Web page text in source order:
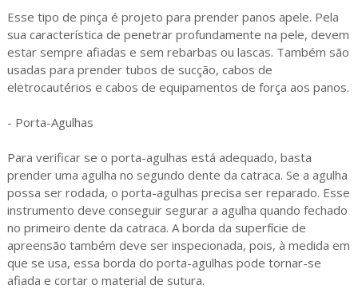
Esse tipo de pinça é projeto para prender panos apele. Pela
sua característica de penetrar profundamente na pele, devem
estar sempre afiadas e sem rebarbas ou lascas. Também são
usadas para prender tubos de sucção, cabos de
eletrocautérios e cabos de equipamentos de força aos panos.
- Porta-Agulhas
Para verificar se o porta-agulhas está adequado, basta
prender uma agulha no segundo dente da catraca. Se a agulha
possa ser rodada, o porta-agulhas precisa ser reparado. Esse
instrumento deve conseguir segurar a agulha quando fechado
no primeiro dente da catraca. A borda da superfície de
apreensão também deve ser inspecionada, pois, à medida em
que se usa, essa borda do porta-agulhas pode tornar-se
afiada e cortar o material de sutura.